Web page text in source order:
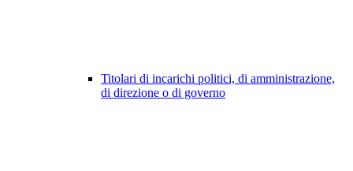
Titolari di incarichi politici, di amministrazione,
di direzione o di governo